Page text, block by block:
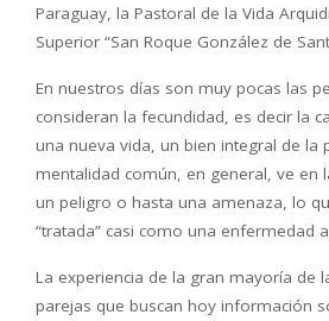
Paraguay, la Pastoral de la Vida
Superior “San Roque González de
En nuestros días son muy pocas las
consideran la fecundidad, es decir la
una nueva vida, un bien integral de la
mentalidad común, en general, ve en
un peligro o hasta una amenaza, lo
“tratada” casi como una enfermedad
La experiencia de la gran mayoría de
parejas que buscan hoy información